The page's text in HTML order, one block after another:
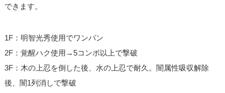
できます。
1F：明智光秀使用でワンパン
2F：覚醒ハク使用→5コンボ以上で撃破
3F：木の上忍を倒した後、水の上忍で耐久。闇属性吸収解除
後、闇1列消しで撃破